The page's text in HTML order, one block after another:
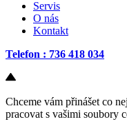
Servis
O nás
Kontakt
Telefon : 736 418 034
Chceme vám přinášet co
pracovat s vašimi soubory